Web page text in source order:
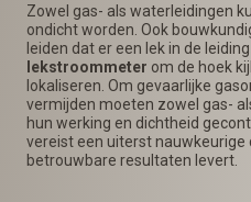
Zowel gas- als waterleidingen
ondicht worden. Ook
leiden dat er een lek in de
lekstroommeter om de hoek
lokaliseren. Om gevaarlijke
vermijden moeten zowel gas-
hun werking en dichtheid
vereist een uiterst nauwkeurige
betrouwbare resultaten levert.